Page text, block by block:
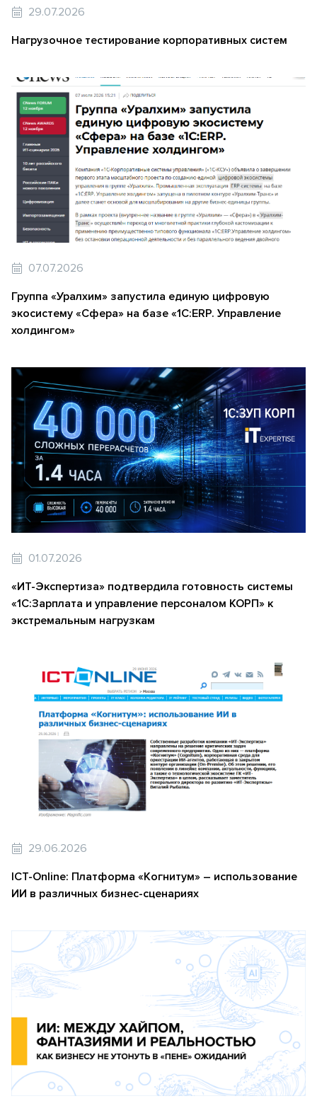
29.07.2026
Нагрузочное тестирование корпоративных систем
07.07.2026
Группа «Уралхим» запустила единую цифровую
экосистему «Сфера» на базе «1С:ERP. Управление
холдингом»
01.07.2026
«ИТ-Экспертиза» подтвердила готовность системы
«1С:Зарплата и управление персоналом КОРП» к
экстремальным нагрузкам
29.06.2026
ICT-Online: Платформа «Когнитум» – использование
ИИ в различных бизнес-сценариях